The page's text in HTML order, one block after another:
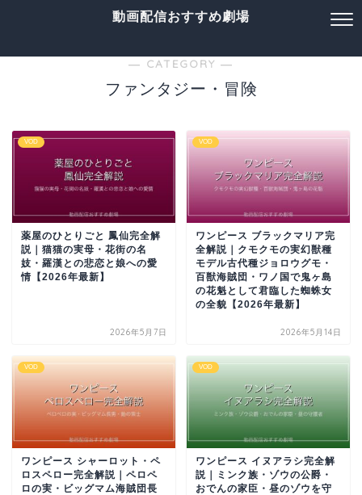
動画配信おすすめ劇場
― CATEGORY ―
ファンタジー・冒険
VOD
薬屋のひとりごと 鳳仙完全解
説｜猫猫の実母・花街の名
妓・羅漢との悲恋と娘への愛
情【2026年最新】
2026年5月7日
VOD
ワンピース ブラックマリア完
全解説｜クモクモの実幻獣種
モデル古代種ジョロウグモ・
百獣海賊団・ワノ国で鬼ヶ島
の花魁として君臨した蜘蛛女
の全貌【2026年最新】
2026年5月14日
VOD
ワンピース シャーロット・ペ
ロスペロー完全解説｜ペロペ
ロの実・ビッグマム海賊団長
VOD
ワンピース イヌアラシ完全解
説｜ミンク族・ゾウの公爵・
おでんの家臣・昼のゾウを守